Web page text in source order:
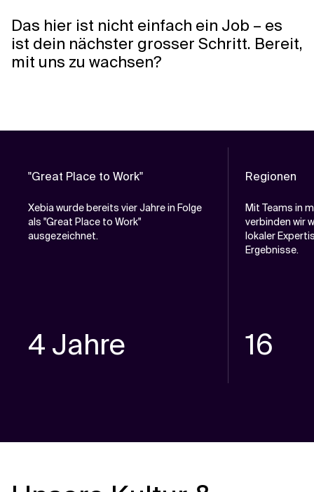
dich
uns an!
Das hier ist nicht einfach ein Job – es
ist dein nächster grosser Schritt. Bereit,
mit uns zu wachsen?
"Great Place to Work"
Xebia wurde bereits vier Jahre in Folge
als "Great Place to Work"
ausgezeichnet.
4 Jahre
Regionen
Mit Teams in
verbinden wir
lokaler
Ergebnisse.
16